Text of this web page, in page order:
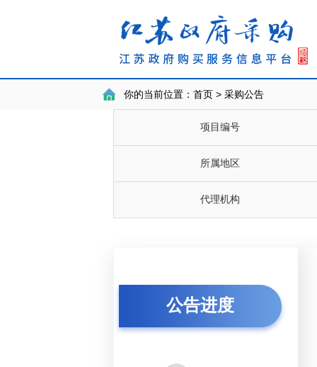
你的当前位置： 首页 > 采购公告
项目编号
所属地区
代理机构
公告进度